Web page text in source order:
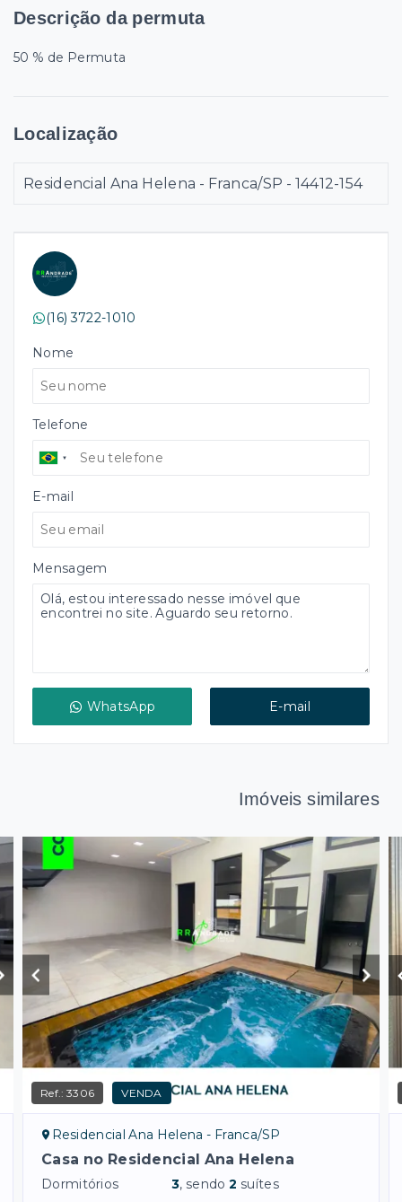
(16) 3722-1010
Nome
Telefone
E-mail
Mensagem
WhatsApp E-mail
Descrição da permuta
50 % de Permuta
Localização
Residencial Ana Helena - Franca/SP - 14412-154
Imóveis similares
Ref.:3306 VENDA
Residencial Ana Helena - Franca/SP
Casa no Residencial Ana Helena
Dormitórios 3, sendo2 suítes